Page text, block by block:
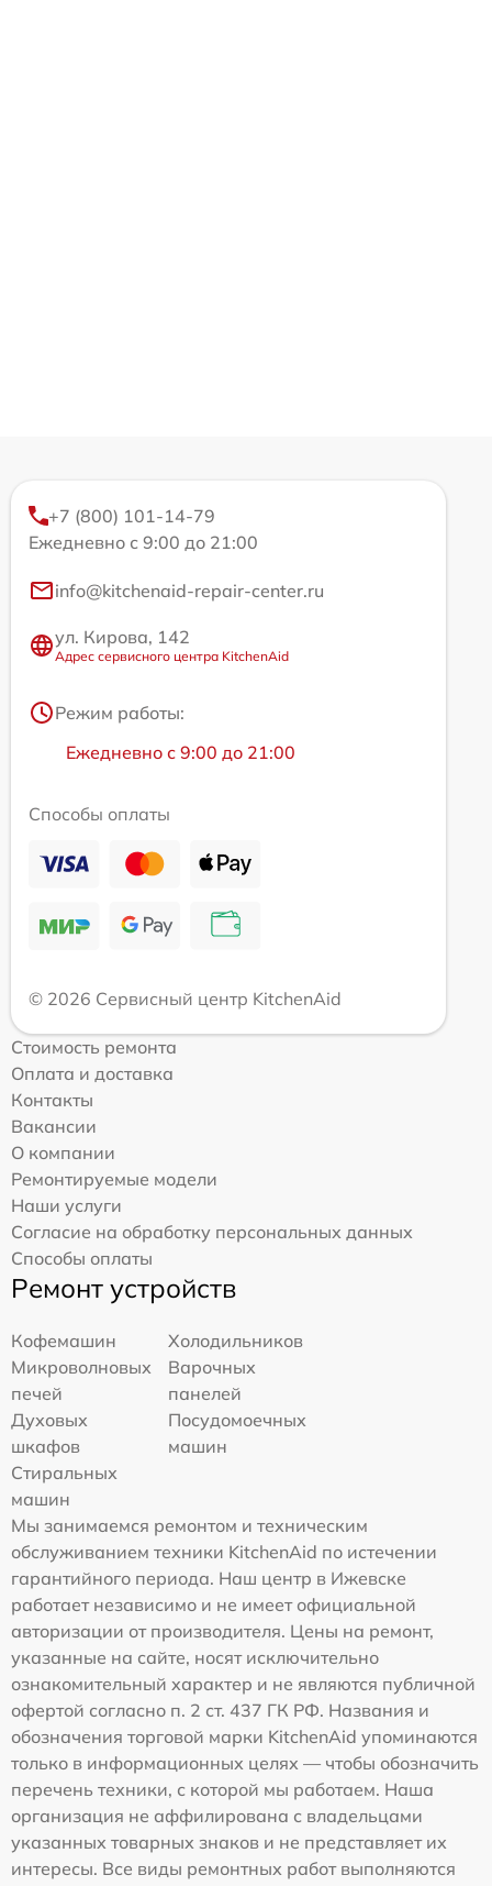
+7 (800) 101-14-79
Ежедневно с 9:00 до 21:00
info@kitchenaid-repair-center.ru
ул. Кирова, 142
Адрес сервисного центра KitchenAid
Режим работы:
Ежедневно с 9:00 до 21:00
Способы оплаты
© 2026 Сервисный центр KitchenAid
Стоимость ремонта
Оплата и доставка
Контакты
Вакансии
О компании
Ремонтируемые модели
Наши услуги
Согласие на обработку персональных данных
Способы оплаты
Ремонт устройств
Кофемашин
Холодильников
Микроволновых
печей
Варочных
панелей
Духовых
шкафов
Посудомоечных
машин
Стиральных
машин
Мы занимаемся ремонтом и техническим
обслуживанием техники KitchenAid по истечении
гарантийного периода. Наш центр в Ижевске
работает независимо и не имеет официальной
авторизации от производителя. Цены на ремонт,
указанные на сайте, носят исключительно
ознакомительный характер и не являются публичной
офертой согласно п. 2 ст. 437 ГК РФ. Названия и
обозначения торговой марки KitchenAid упоминаются
только в информационных целях — чтобы обозначить
перечень техники, с которой мы работаем. Наша
организация не аффилирована с владельцами
указанных товарных знаков и не представляет их
интересы. Все виды ремонтных работ выполняются